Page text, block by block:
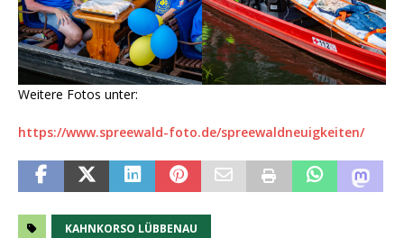
Weitere Fotos unter:
https://www.spreewald-foto.de/spreewaldneuigkeiten/
KAHNKORSO LÜBBENAU